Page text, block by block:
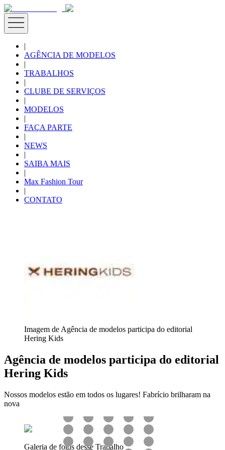
|
AGÊNCIA DE MODELOS
|
TRABALHOS
|
CLUBE DE SERVIÇOS
|
MODELOS
|
FAÇA PARTE
|
NEWS
|
SAIBA MAIS
|
Max Fashion Tour
|
CONTATO
Imagem de Agência de modelos participa do editorial
Hering Kids
Agência de modelos participa do editorial
Hering Kids
Nossos modelos estão em todos os lugares! Fabrício brilharam na
nova
Galeria de fotos desse Trabalho